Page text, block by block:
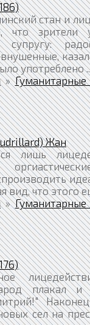
стан и
что зрители
внушенные,
употреблено
»Гуманитарные
Жан
лишь
вид, что этого
»Гуманитарные
плакал и
сел на